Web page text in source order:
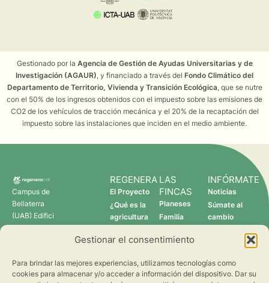
Gestionar el consentimiento
Para brindar las mejores experiencias, utilizamos tecnologías como
cookies para almacenar y/o acceder a información del dispositivo. Dar su
Gestionado por la Agencia de Gestión de Ayudas Universitarias y de
Investigación (AGAUR) , y financiado a través del Fondo Climático del
Departamento de Territorio, Vivienda y Transición Ecológica , que se nutre
con el 50% de los ingresos obtenidos con el impuesto sobre las emisiones de
CO2 de los vehículos de tracción mecánica y el 20% de la recaptación del
impuesto sobre las instalaciones que inciden en el medio ambiente.
Campus de
Bellaterra
(UAB) Edifici
C 08193
REGENERA
El Proyecto
¿Qué es la
agricultura
Quién somos
LAS
FINCAS
Planeses
Familia
Verdcamp
Pomona
Fruits
INFÓRMATE
Noticias
Súmate al
cambio